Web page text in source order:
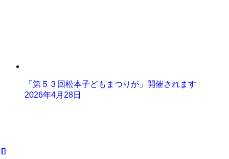
「第５３回松本子どもまつりが」開催されます
2026年4月28日